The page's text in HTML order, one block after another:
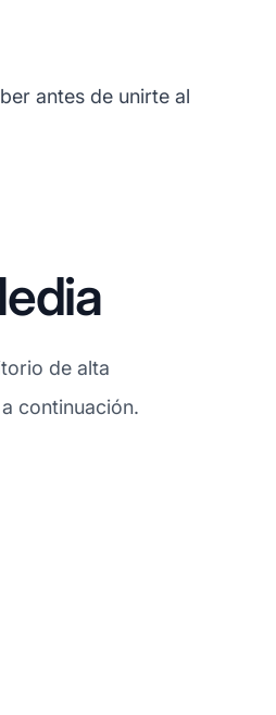
antes de unirte al
de alta
continuación.